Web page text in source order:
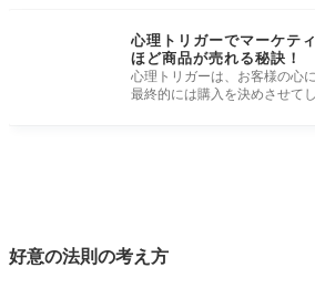
心理トリガーでマーケテ
ほど商品が売れる秘訣！
心理トリガーは、お客様の心
最終的には購入を決めさせて
好意の法則の考え方